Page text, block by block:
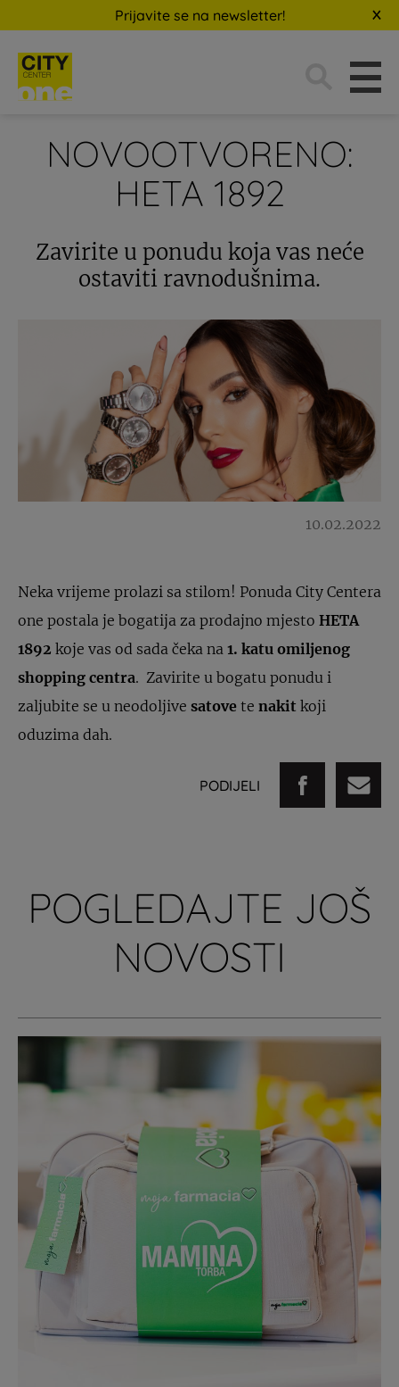
Prijavite se na newsletter!
NOVOOTVORENO:
HETA 1892
Zavirite u ponudu koja vas neće
ostaviti ravnodušnima.
10.02.2022
Neka vrijeme prolazi sa stilom! Ponuda City Centera
one postala je bogatija za prodajno mjesto HETA
1892 koje vas od sada čeka na 1. katu omiljenog
shopping centra. Zavirite u bogatu ponudu i
zaljubite se u neodoljive satove te nakit koji
oduzima dah.
PODIJELI
POGLEDAJTE JOŠ
NOVOSTI